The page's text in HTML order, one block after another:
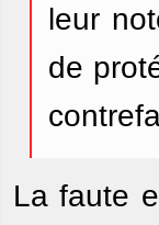
leur
de
La faute